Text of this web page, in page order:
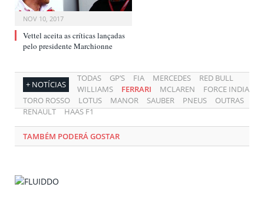
NOV 10, 2017
Vettel aceita as críticas lançadas
pelo presidente Marchionne
+ NOTÍCIAS
TODAS GP’S FIA MERCEDES
RED BULL
WILLIAMS
FERRARI MCLAREN
FORCE INDIA
TORO ROSSO
LOTUS MANOR SAUBER PNEUS
OUTRAS
RENAULT
HAAS F1
TAMBÉM PODERÁ GOSTAR